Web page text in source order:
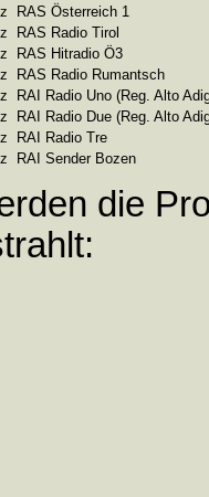
RAS Österreich 1
RAS Radio Tirol
RAS Hitradio Ö3
RAS Radio Rumantsch
RAI Radio Uno (Reg. Alto
RAI Radio Due (Reg. Alto
RAI Radio Tre
RAI Sender Bozen
die